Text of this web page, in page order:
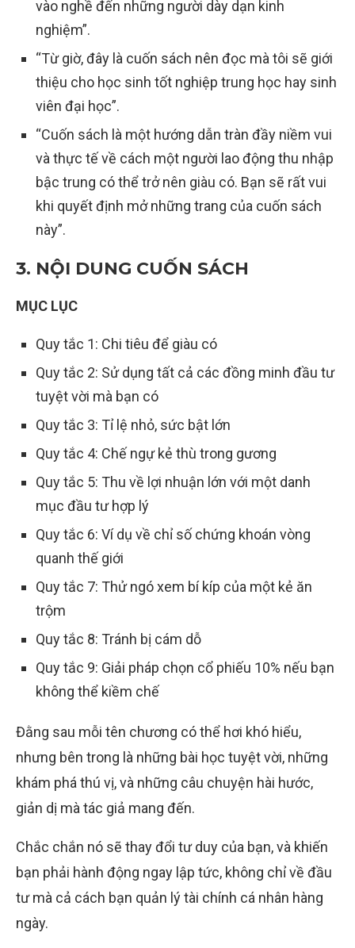
vào nghề đến những người dày dạn kinh
nghiệm”.
“Từ giờ, đây là cuốn sách nên đọc mà tôi sẽ giới
thiệu cho học sinh tốt nghiệp trung học hay sinh
viên đại học”.
“Cuốn sách là một hướng dẫn tràn đầy niềm vui
và thực tế về cách một người lao động thu nhập
bậc trung có thể trở nên giàu có. Bạn sẽ rất vui
khi quyết định mở những trang của cuốn sách
này”.
3. NỘI DUNG CUỐN SÁCH
MỤC LỤC
Quy tắc 1: Chi tiêu để giàu có
Quy tắc 2: Sử dụng tất cả các đồng minh đầu tư
tuyệt vời mà bạn có
Quy tắc 3: Tỉ lệ nhỏ, sức bật lớn
Quy tắc 4: Chế ngự kẻ thù trong gương
Quy tắc 5: Thu về lợi nhuận lớn với một danh
mục đầu tư hợp lý
Quy tắc 6: Ví dụ về chỉ số chứng khoán vòng
quanh thế giới
Quy tắc 7: Thử ngó xem bí kíp của một kẻ ăn
trộm
Quy tắc 8: Tránh bị cám dỗ
Quy tắc 9: Giải pháp chọn cổ phiếu 10% nếu bạn
không thể kiềm chế
Đằng sau mỗi tên chương có thể hơi khó hiểu,
nhưng bên trong là những bài học tuyệt vời, những
khám phá thú vị, và những câu chuyện hài hước,
giản dị mà tác giả mang đến.
Chắc chắn nó sẽ thay đổi tư duy của bạn, và khiến
bạn phải hành động ngay lập tức, không chỉ về đầu
tư mà cả cách bạn quản lý tài chính cá nhân hàng
ngày.